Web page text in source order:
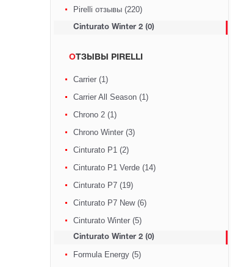
Pirelli отзывы (220)
Cinturato Winter 2 (0)
ОТЗЫВЫ PIRELLI
Carrier (1)
Carrier All Season (1)
Chrono 2 (1)
Chrono Winter (3)
Cinturato P1 (2)
Cinturato P1 Verde (14)
Cinturato P7 (19)
Cinturato P7 New (6)
Cinturato Winter (5)
Cinturato Winter 2 (0)
Formula Energy (5)